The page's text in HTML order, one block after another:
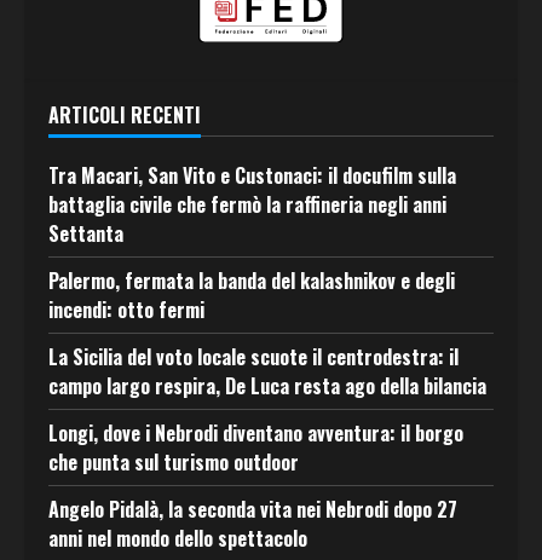
ARTICOLI RECENTI
Tra Macari, San Vito e Custonaci: il docufilm sulla
battaglia civile che fermò la raffineria negli anni
Settanta
Palermo, fermata la banda del kalashnikov e degli
incendi: otto fermi
La Sicilia del voto locale scuote il centrodestra: il
campo largo respira, De Luca resta ago della bilancia
Longi, dove i Nebrodi diventano avventura: il borgo
che punta sul turismo outdoor
Angelo Pidalà, la seconda vita nei Nebrodi dopo 27
anni nel mondo dello spettacolo